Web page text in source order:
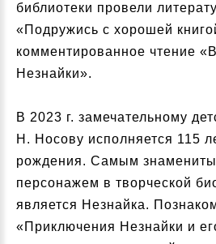
библиотеки провели
«Подружись с хорошей
комментированное чтение «В
Незнайки».
В 2023 г. замечательному
Н. Носову исполняется 115
рождения. Самым
персонажем в творческой
является Незнайка.
«Приключения Незнайки и